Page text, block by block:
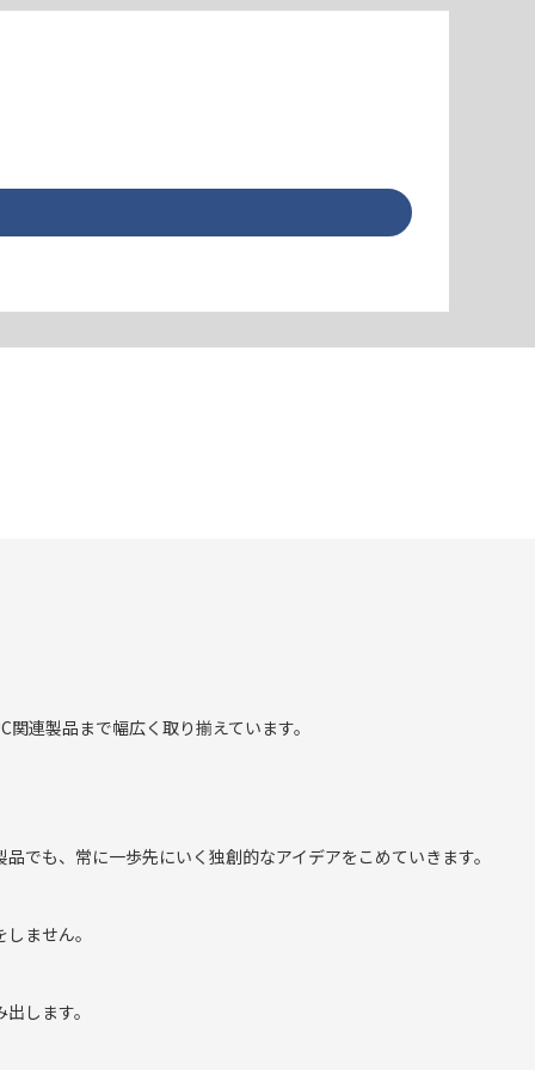
連製品まで幅広く取り揃えています。
でも、常に一歩先にいく独創的なアイデアをこめていきます。
ません。
します。